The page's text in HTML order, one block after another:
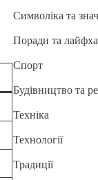
Символіка та
Поради та
Спорт
Будівництво та
Техніка
Технології
Традиції